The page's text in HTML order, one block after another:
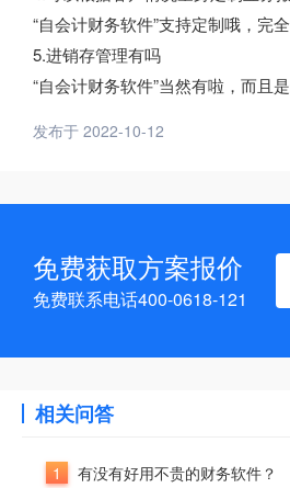
“自会计财务软件”支持定制哦，完
5.进销存管理有吗
“自会计财务软件”当然有啦，而且
发布于 2022-10-12
免费获取方案报价
免费联系电话400-0618-121
相关问答
1 有没有好用不贵的财务软件？